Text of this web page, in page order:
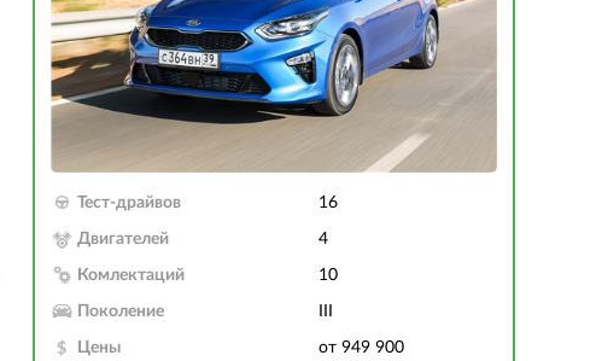
Тест-драйвов 16
Двигателей 4
Комлектаций 10
Поколение
Цены
от 949 900